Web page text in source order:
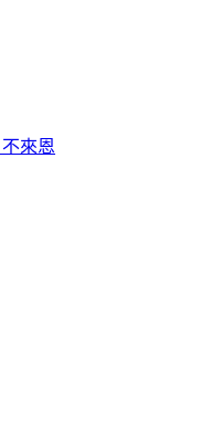
不來恩